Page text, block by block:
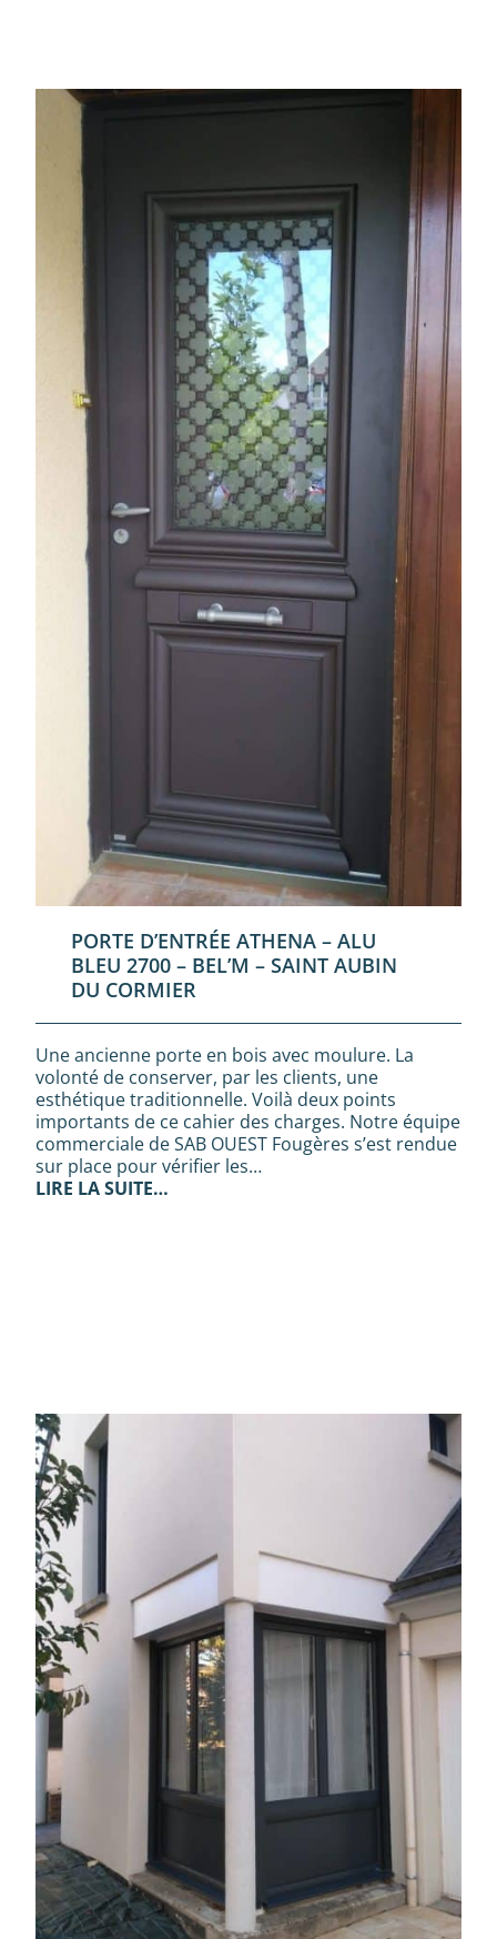
PORTE D’ENTRÉE ATHENA – ALU
BLEU 2700 – BEL’M – SAINT AUBIN
DU CORMIER
Une ancienne porte en bois avec moulure. La
volonté de conserver, par les clients, une
esthétique traditionnelle. Voilà deux points
importants de ce cahier des charges. Notre équipe
commerciale de SAB OUEST Fougères s’est rendue
sur place pour vérifier les…
LIRE LA SUITE…